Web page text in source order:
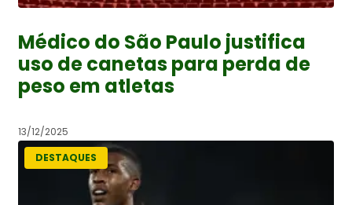
Médico do São Paulo justifica
uso de canetas para perda de
peso em atletas
13/12/2025
DESTAQUES